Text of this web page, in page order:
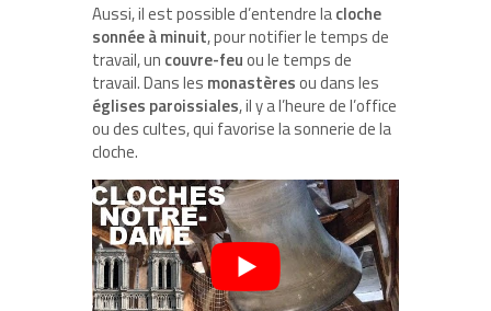
Aussi, il est possible d’entendre lacloche
sonnée à minuit, pour notifier le temps de
travail, un couvre-feuou le temps de
travail. Dans les monastèresou dans les
églises paroissiales, il y a l’heure de l’office
ou des cultes, qui favorise la sonnerie de la
cloche.